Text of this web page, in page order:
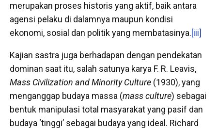
merupakan proses historis yang aktif, baik antara
agensi pelaku di dalamnya maupun kondisi
ekonomi, sosial dan politik yang membatasinya.[iii]
Kajian sastra juga berhadapan dengan pendekatan
dominan saat itu, salah satunya karya F. R. Leavis,
Mass Civilization and Minority Culture (1930), yang
menganggap budaya massa (mass culture) sebagai
bentuk manipulasi total masyarakat yang pasif dan
budaya ‘tinggi’ sebagai budaya yang ideal. Richard